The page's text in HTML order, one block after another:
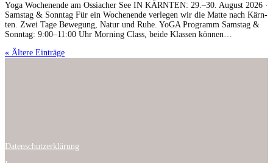
Yoga Woch­enende am Ossi­ach­er See IN KÄRNTEN: 29.–30. August 2026 ·
Sam­stag & Son­ntag Für ein Woch­enende ver­legen wir die Mat­te nach Kärn­
ten. Zwei Tage Bewe­gung, Natur und Ruhe. YoGA Pro­gramm Sam­stag &
Son­ntag: 9:00–11:00 Uhr Morn­ing Class, bei­de Klassen können…
« Ältere Einträge
Daten­schutzerk­lärung